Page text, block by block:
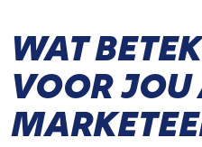
WAT
VOOR JOU